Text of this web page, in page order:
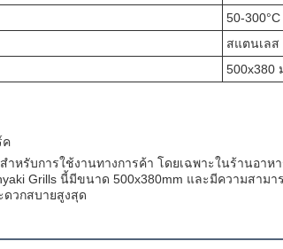
50-300°C
สแตนเลส
500x380
ค
สําหรับการใช้งานทางการค้า โดยเฉพาะในร้านอ
Grills นี้มีขนาด 500x380mm และมีความสา
วกสบายสูงสุด